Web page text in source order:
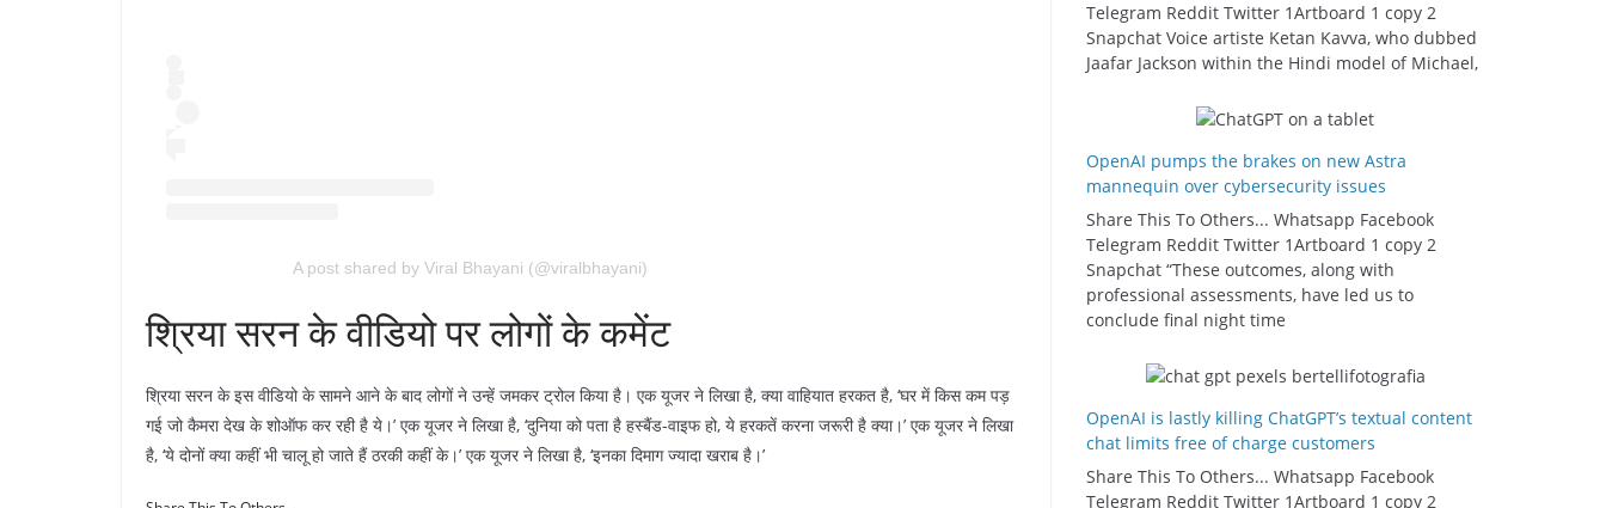
A post shared by Viral Bhayani (@viralbhayani)
श्रिया सरन के वीडियो पर लोगों के कमेंट
श्रिया सरन के इस वीडियो के सामने आने के बाद लोगों ने उन्हें जमकर ट्रोल किया है। एक यूजर ने लिखा है, क्या वाहियात हरकत है, ‘घर में किस कम पड़
गई जो कैमरा देख के शोऑफ कर रही है ये।’ एक यूजर ने लिखा है, ‘दुनिया को पता है हस्बैंड-वाइफ हो, ये हरकतें करना जरूरी है क्या।’ एक यूजर ने लिखा
है, ‘ये दोनों क्या कहीं भी चालू हो जाते हैं ठरकी कहीं के।’ एक यूजर ने लिखा है, ‘इनका दिमाग ज्यादा खराब है।’
Telegram Reddit Twitter 1Artboard 1 copy 2
Snapchat Voice artiste Ketan Kavva, who dubbed
Jaafar Jackson within the Hindi model of Michael,
OpenAI pumps the brakes on new Astra
mannequin over cybersecurity issues
Share This To Others... Whatsapp Facebook
Telegram Reddit Twitter 1Artboard 1 copy 2
Snapchat “These outcomes, along with
professional assessments, have led us to
conclude final night time
OpenAI is lastly killing ChatGPT’s textual content
chat limits free of charge customers
Share This To Others... Whatsapp Facebook
Telegram Reddit Twitter 1Artboard 1 copy 2